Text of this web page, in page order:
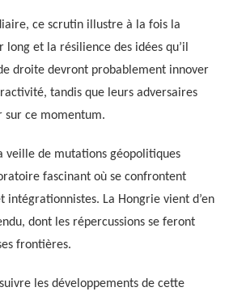
ce scrutin illustre à la fois la
et la résilience des idées qu’il
droite devront probablement innover
tandis que leurs adversaires
ce momentum.
veille de mutations géopolitiques
fascinant où se confrontent
intégrationnistes. La Hongrie vient d’en
dont les répercussions se feront
frontières.
les développements de cette